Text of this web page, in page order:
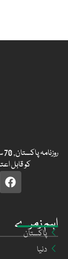
اہم زمرے
پاکستان
دنیا
کو قابل